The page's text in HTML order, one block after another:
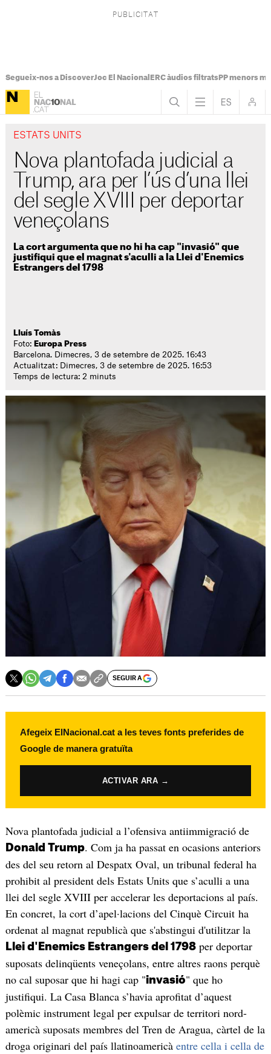
Segueix-nos a DiscoverJoc El Nacional ERC àudios filtratsPP menors
ESTATS UNITS
Nova plantofada judicial a
Trump, ara per l’ús d’una llei
del segle XVIII per deportar
veneçolans
La cort argumenta que no hi ha cap "invasió" que
justifiqui que el magnat s'aculli a la Llei d'Enemics
Estrangers del 1798
Lluís Tomàs
Foto: Europa Press
Barcelona. Dimecres, 3 de setembre de 2025. 16:43
Actualitzat: Dimecres, 3 de setembre de 2025. 16:53
Temps de lectura: 2 minuts
SEGUIR A
Afegeix ElNacional.cat a les teves fonts preferides de
Google de manera gratuïta
ACTIVAR ARA →
Nova plantofada judicial a l’ofensiva antiimmigració de
Donald Trump. Com ja ha passat en ocasions anteriors
des del seu retorn al Despatx Oval, un tribunal federal ha
prohibit al president dels Estats Units que s’aculli a una
llei del segle XVIII per accelerar les deportacions al país.
En concret, la cort d’apel·lacions del Cinquè Circuit ha
ordenat al magnat republicà que s'abstingui d'utilitzar la
Llei d'Enemics Estrangers del 1798per deportar
suposats delinqüents veneçolans, entre altres raons perquè
no cal suposar que hi hagi cap "invasió" que ho
justifiqui. La Casa Blanca s’havia aprofitat d’aquest
polèmic instrument legal per expulsar de territori nord-
americà suposats membres del Tren de Aragua, càrtel de la
droga originari del país llatinoamericà entre cella i cella de